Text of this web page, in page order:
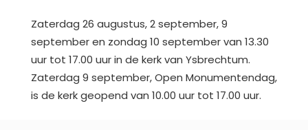
Zaterdag 26 augustus, 2 september, 9
september en zondag 10 september van 13.30
uur tot 17.00 uur in de kerk van Ysbrechtum.
Zaterdag 9 september, Open Monumentendag,
is de kerk geopend van 10.00 uur tot 17.00 uur.